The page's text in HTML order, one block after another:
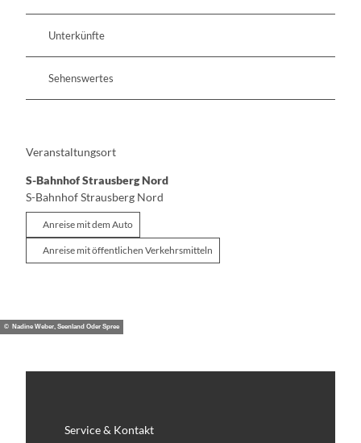
Unterkünfte
Sehenswertes
Veranstaltungsort
S-Bahnhof Strausberg Nord
S-Bahnhof Strausberg Nord
Anreise mit dem Auto
Anreise mit öffentlichen Verkehrsmitteln
© Nadine Weber, Seenland Oder Spree
Service & Kontakt